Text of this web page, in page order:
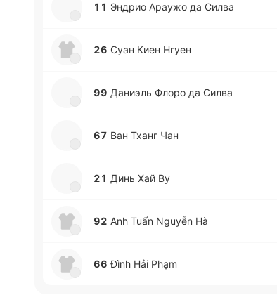
11 Эндрио Араужо да Силва
26 Суан Киен Нгуен
99 Да­ниэль Флоро да Силва
67 Ван Тханг Чан
21 Динь Хай Ву
92 Anh Tuấn Nguyễn Hà
66 Đình Hải Phạm